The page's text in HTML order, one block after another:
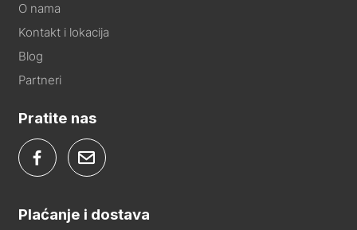
O nama
Kontakt i lokacija
Blog
Partneri
Pratite nas
Plaćanje i dostava